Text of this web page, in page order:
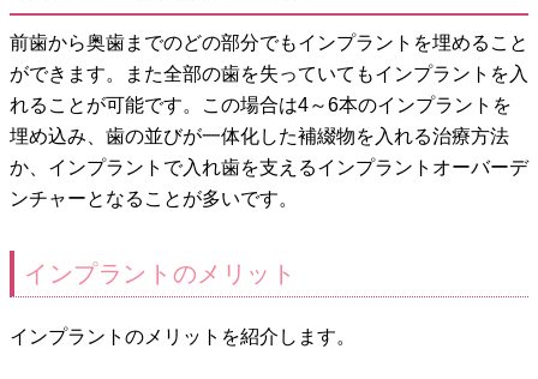
前歯から奥歯までのどの部分でもインプラントを埋めること
ができます。また全部の歯を失っていてもインプラントを入
れることが可能です。この場合は4～6本のインプラントを
埋め込み、歯の並びが一体化した補綴物を入れる治療方法
か、インプラントで入れ歯を支えるインプラントオーバーデ
ンチャーとなることが多いです。
インプラントのメリット
インプラントのメリットを紹介します。